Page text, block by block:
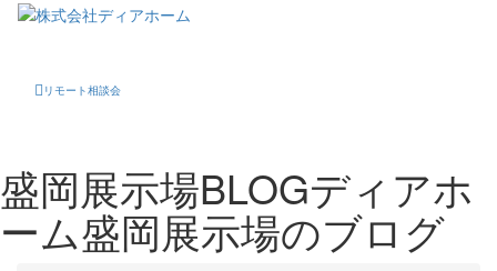
リモート相談会
盛岡展示場BLOGディアホ
ーム盛岡展示場のブログ